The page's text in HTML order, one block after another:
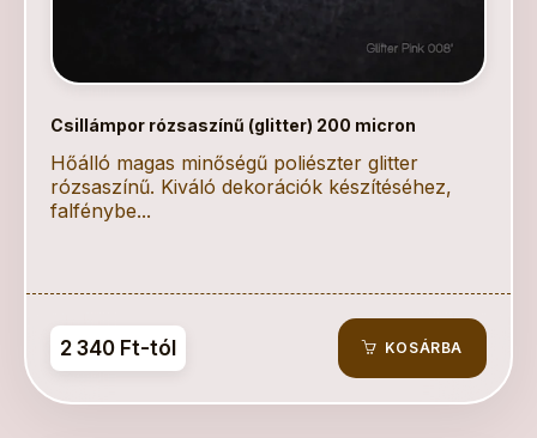
Csillámpor rózsaszínű (glitter) 200 micron
Hőálló magas minőségű poliészter glitter
rózsaszínű. Kiváló dekorációk készítéséhez,
falfénybe...
2 340 Ft-tól KOSÁRBA